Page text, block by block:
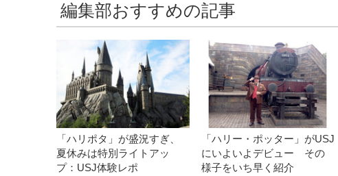
編集部おすすめの記事
「ハリポタ」が盛況すぎ、
夏休みは特別ライトアッ
プ：USJ体験レポ
「ハリー・ポッター」がUSJ
にいよいよデビュー その
様子をいち早く紹介